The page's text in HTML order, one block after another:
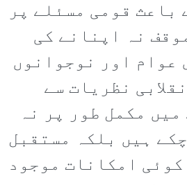
باعث قومی مسئلے پر
نہ اپنانے کی
عوام اور نوجوانوں
نظریات سے
مکمل طور پر نہ
ہیں بلکہ مستقبل
امکانات موجود